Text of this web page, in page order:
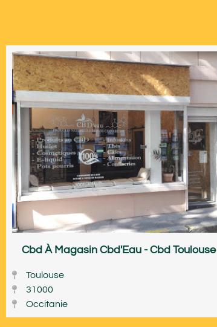
Cbd À Magasin Cbd'Eau - Cbd Toulouse
Toulouse
31000
Occitanie